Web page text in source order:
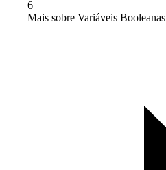
6
Mais sobre Variáveis Booleanas